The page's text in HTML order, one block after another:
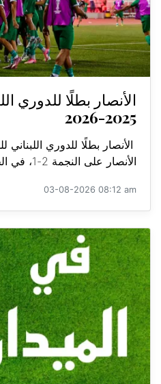
الأنصار بطلًا للدوري
2025-2026
الأنصار على النجمة 2-1، في الجولة ال...
03-08-2026 08:12 am